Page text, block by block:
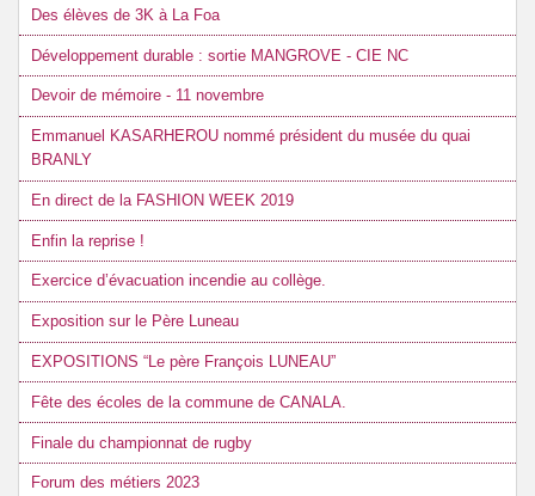
Des élèves de 3K à La Foa
Développement durable : sortie MANGROVE - CIE NC
Devoir de mémoire - 11 novembre
Emmanuel KASARHEROU nommé président du musée du quai
BRANLY
En direct de la FASHION WEEK 2019
Enfin la reprise !
Exercice d’évacuation incendie au collège.
Exposition sur le Père Luneau
EXPOSITIONS “Le père François LUNEAU”
Fête des écoles de la commune de CANALA.
Finale du championnat de rugby
Forum des métiers 2023